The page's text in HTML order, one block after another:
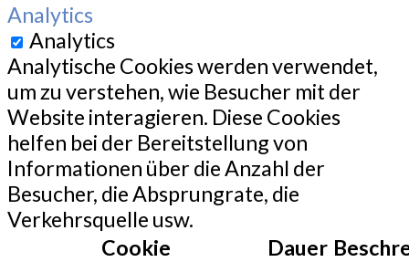
Analytics
Analytics
Analytische Cookies werden verwendet,
um zu verstehen, wie Besucher mit der
Website interagieren. Diese Cookies
helfen bei der Bereitstellung von
Informationen über die Anzahl der
Besucher, die Absprungrate, die
Verkehrsquelle usw.
Cookie
Dauer